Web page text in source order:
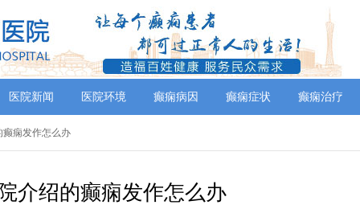
医院新闻 医院环境 癫痫病因 癫痫症状 癫痫治疗
痫发作怎么办
介绍的癫痫发作怎么办